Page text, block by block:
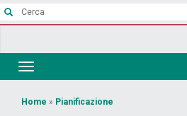
Salta
Toggle
navigation
Tu
Home » Pianificazione